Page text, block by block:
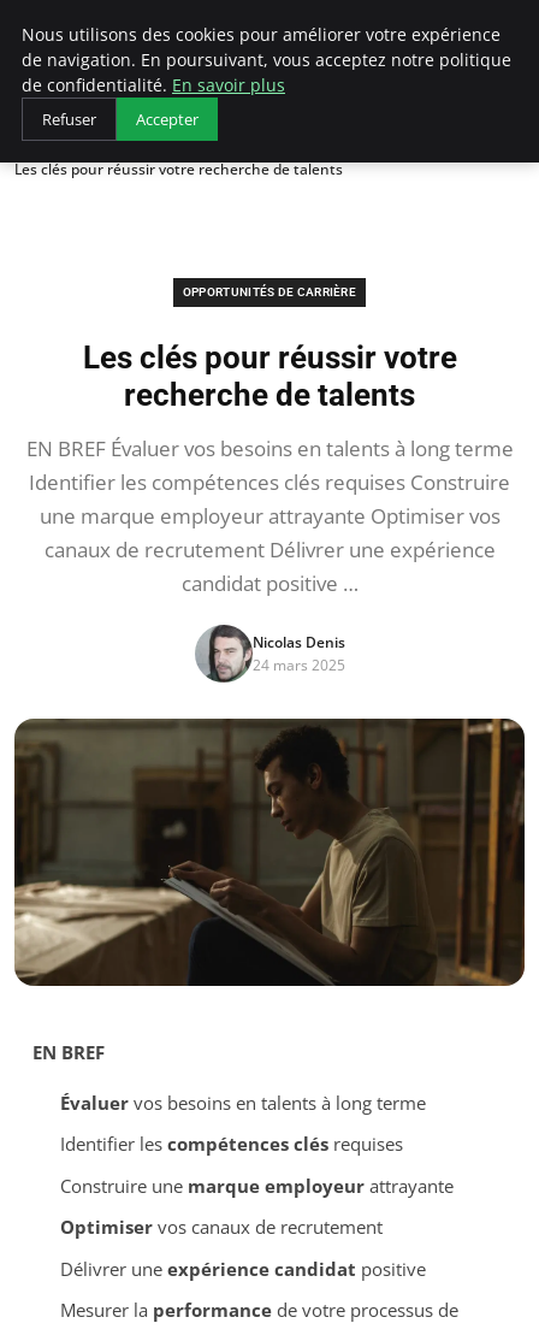
AIESEC France
Accueil
Opportunités de Carrière
Les clés pour réussir votre recherche de talents
OPPORTUNITÉS DE CARRIÈRE
Les clés pour réussir votre
recherche de talents
EN BREF Évaluer vos besoins en talents à long terme
Identifier les compétences clés requises Construire
une marque employeur attrayante Optimiser vos
canaux de recrutement Délivrer une expérience
candidat positive …
Nicolas Denis
24 mars 2025
EN BREF
Évaluervos besoins en talents à long terme
Identifier les compétences clésrequises
Construire une marque employeurattrayante
Optimiservos canaux de recrutement
Délivrer une expérience candidat positive
Mesurer la performancede votre processus de
Nous utilisons des cookies pour améliorer votre expérience
de navigation. En poursuivant, vous acceptez notre politique
de confidentialité. En savoir plus
Refuser Accepter